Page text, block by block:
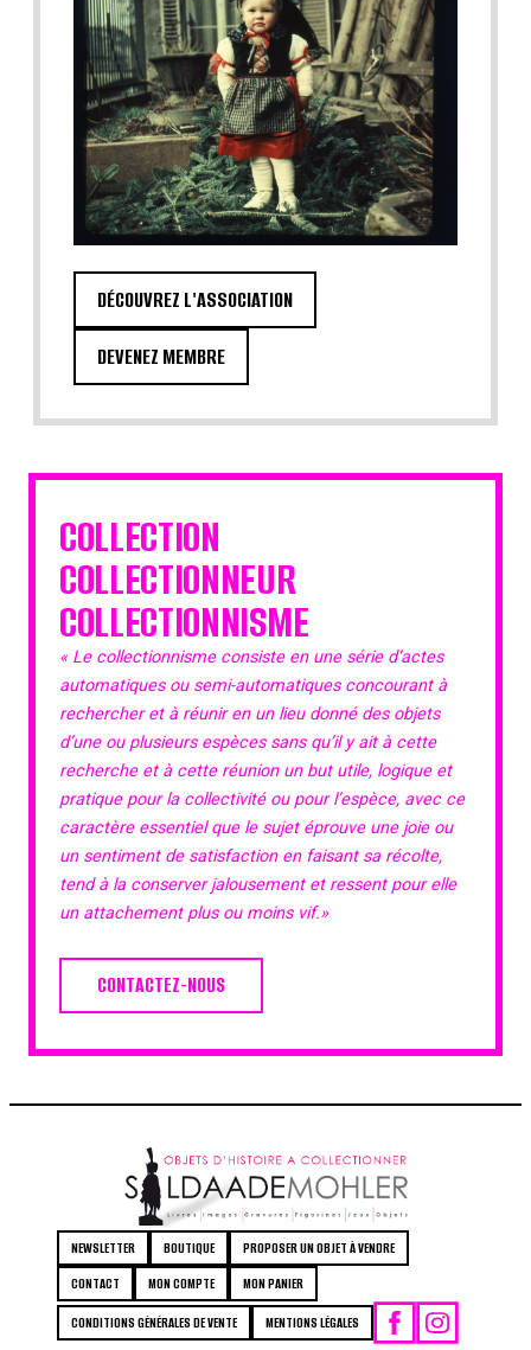
DÉCOUVREZ L'ASSOCIATION
DEVENEZ MEMBRE
COLLECTION
COLLECTIONNEUR
COLLECTIONNISME
« Le collectionnisme consiste en une série d’actes
automatiques ou semi-automatiques concourant à
rechercher et à réunir en un lieu donné des objets
d’une ou plusieurs espèces sans qu’il y ait à cette
recherche et à cette réunion un but utile, logique et
pratique pour la collectivité ou pour l’espèce, avec ce
caractère essentiel que le sujet éprouve une joie ou
un sentiment de satisfaction en faisant sa récolte,
tend à la conserver jalousement et ressent pour elle
un attachement plus ou moins vif.»
CONTACTEZ-NOUS
NEWSLETTER BOUTIQUE
PROPOSER UN OBJET À VENDRE
CONTACT
MON COMPTE MON PANIER
CONDITIONS GÉNÉRALES DE VENTE MENTIONS LÉGALES